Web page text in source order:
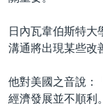
日內瓦韋伯斯特大
溝通將出現某些改
他對美國之音說：
經濟發展並不順利